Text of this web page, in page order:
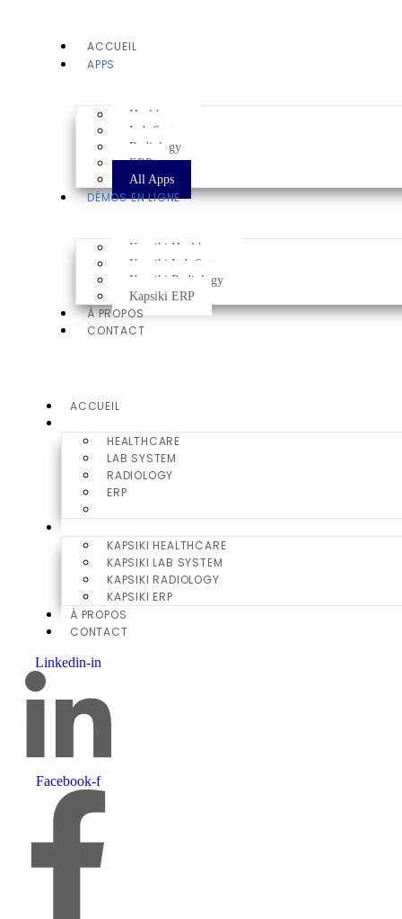
ACCUEIL
APPS
Healthcare
Lab System
Radiology
ERP
All Apps
DÉMOS EN LIGNE
Kapsiki Healthcare
Kapsiki Lab System
Kapsiki Radiology
Kapsiki ERP
À PROPOS
CONTACT
ACCUEIL
HEALTHCARE
LAB SYSTEM
RADIOLOGY
ERP
KAPSIKI HEALTHCARE
KAPSIKI LAB SYSTEM
KAPSIKI RADIOLOGY
KAPSIKI ERP
À PROPOS
CONTACT
Linkedin-in
Facebook-f